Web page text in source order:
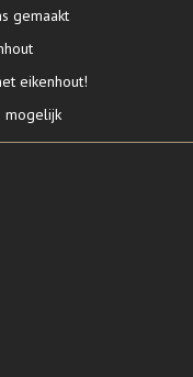
gemaakt
eikenhout!
mogelijk